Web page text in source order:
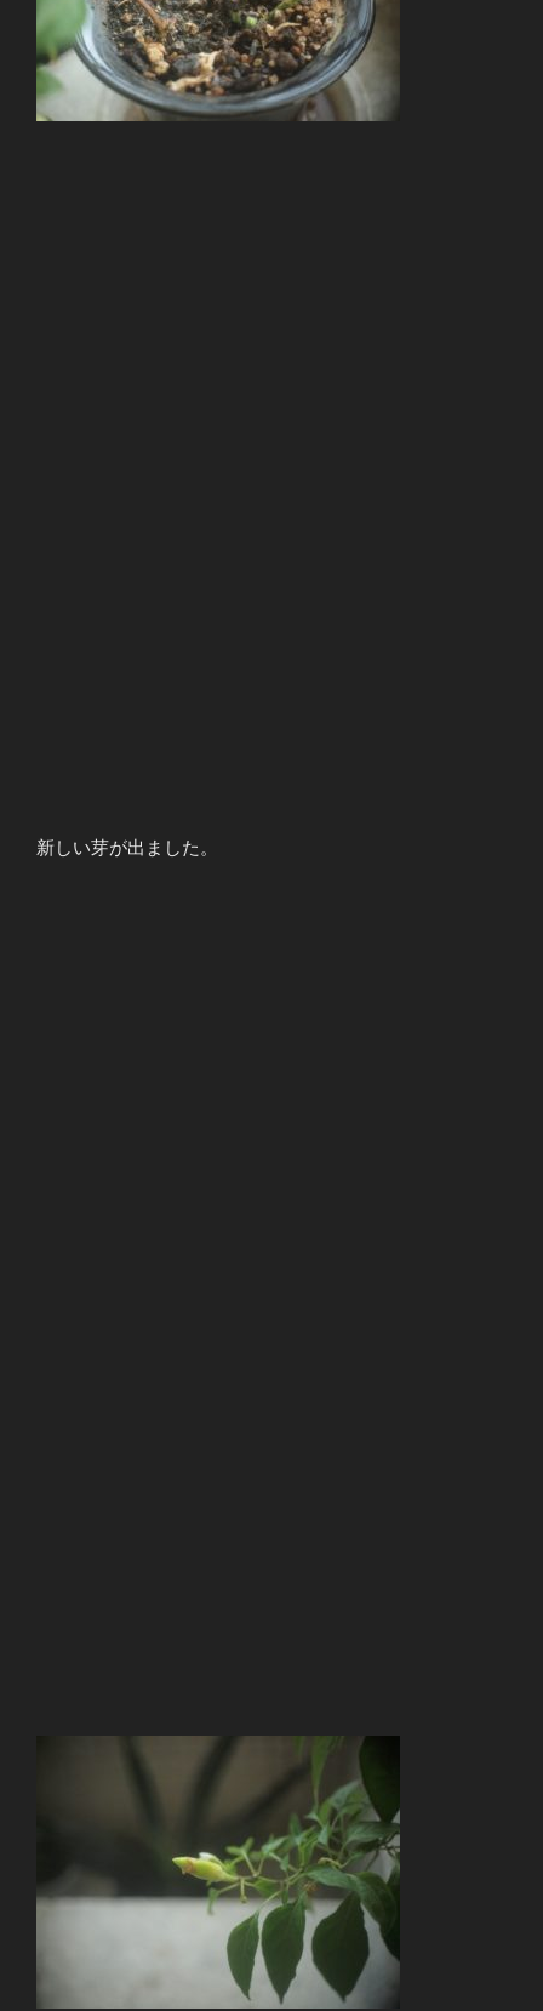
新しい芽が出ました。